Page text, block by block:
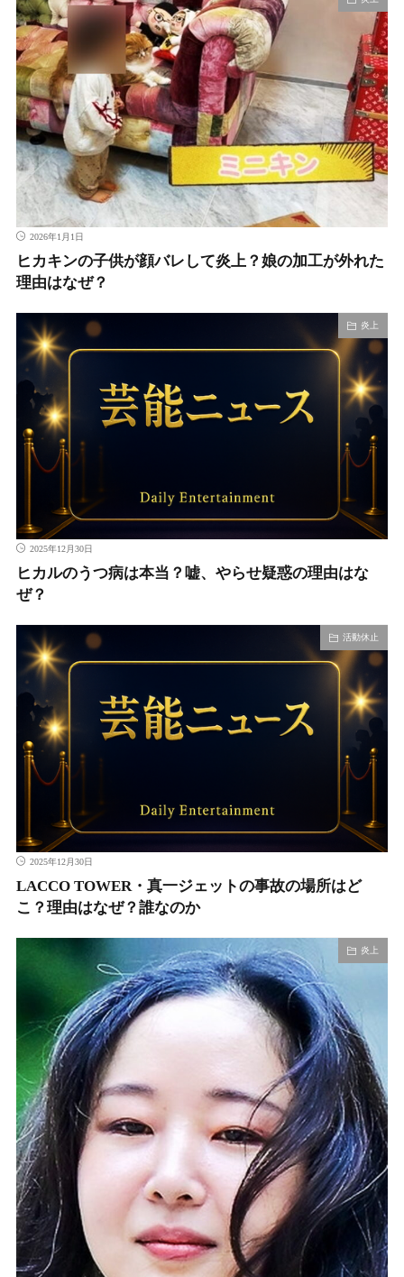
2026年1月1日
ヒカキンの子供が顔バレして炎上？娘の加工が外れた
理由はなぜ？
炎上
2025年12月30日
ヒカルのうつ病は本当？嘘、やらせ疑惑の理由はな
ぜ？
活動休止
2025年12月30日
LACCO TOWER・真一ジェットの事故の場所はど
こ？理由はなぜ？誰なのか
炎上